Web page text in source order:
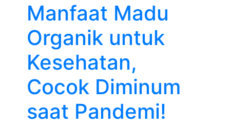
Manfaat Madu
Organik untuk
Kesehatan,
Cocok Diminum
saat Pandemi!